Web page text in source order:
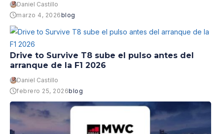
Daniel Castillo
marzo 4, 2026blog
Drive to Survive T8 sube el pulso antes del
arranque de la F1 2026
Daniel Castillo
febrero 25, 2026blog